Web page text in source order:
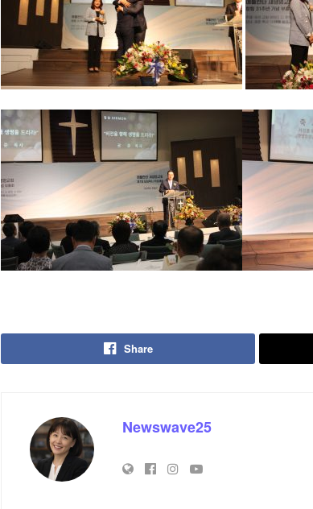
Share
Newswave25